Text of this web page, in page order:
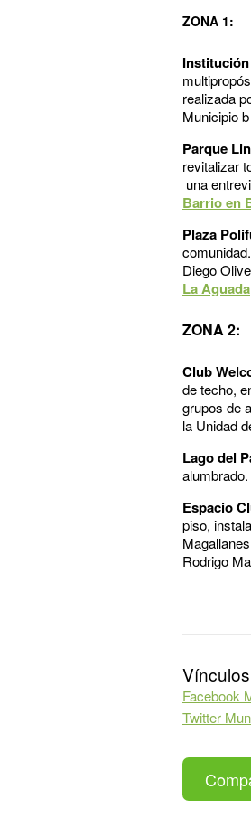
ZONA 1:
realizada
Municipio
Parque
revitalizar
una
Barrio en
Plaza
Diego
La Aguada
ZONA 2:
Club
de techo,
grupos de
la Unidad
Lago del
Espacio
piso,
Rodrigo
Facebook
Twitter